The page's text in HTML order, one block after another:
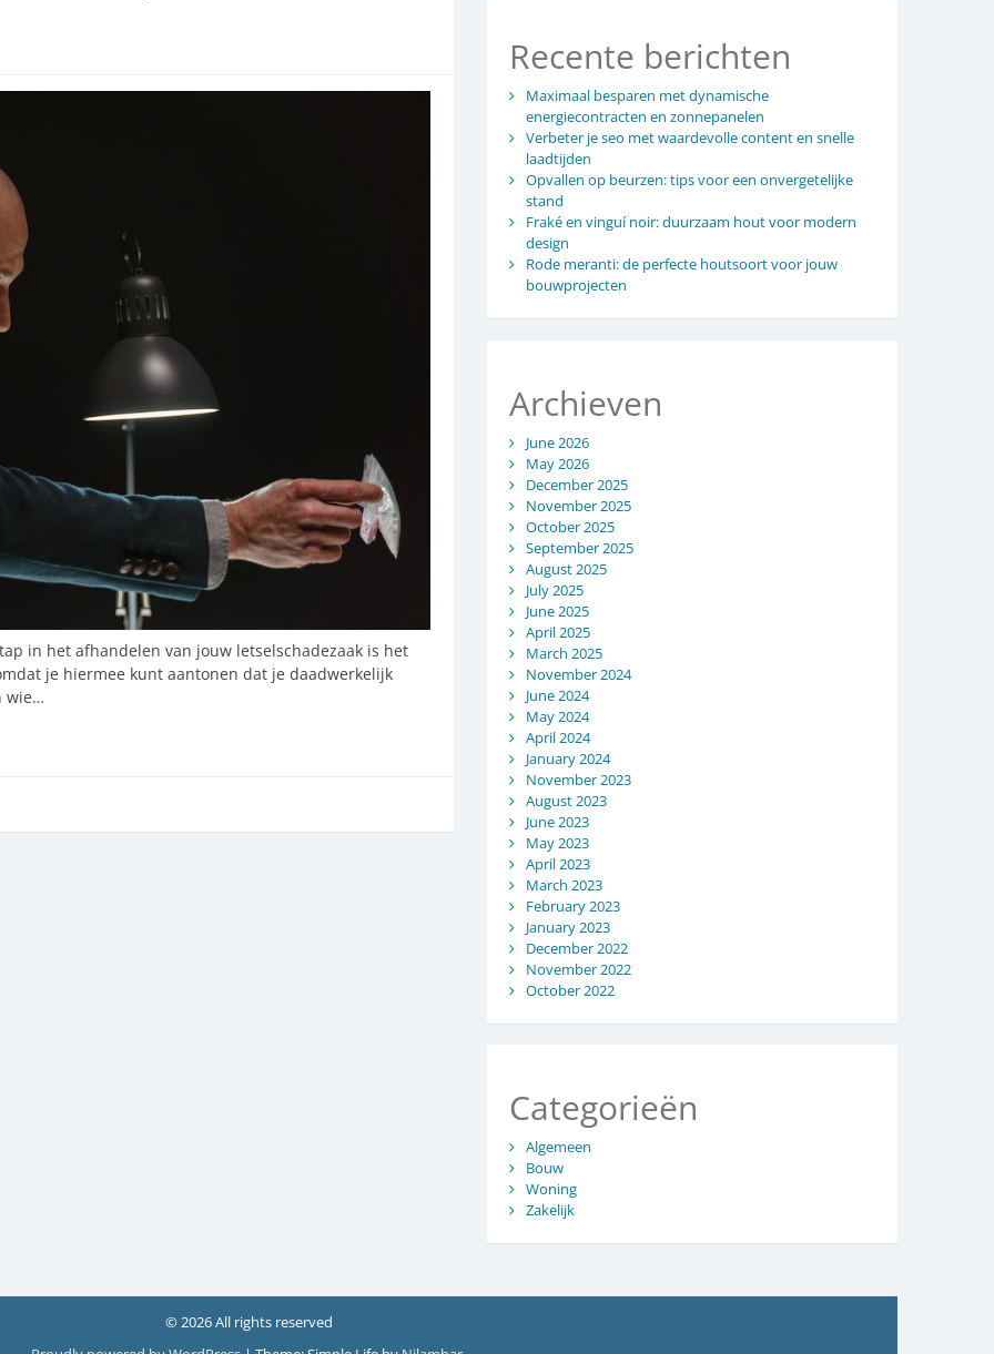
in het afhandelen van jouw letselschadezaak is het
je hiermee kunt aantonen dat je daadwerkelijk
wie…
Recente berichten
Maximaal besparen met dynamische
energiecontracten en zonnepanelen
Verbeter je seo met waardevolle content en snelle
laadtijden
Opvallen op beurzen: tips voor een onvergetelijke
stand
Fraké en vinguí noir: duurzaam hout voor modern
design
Rode meranti: de perfecte houtsoort voor jouw
bouwprojecten
Archieven
June 2026
May 2026
December 2025
November 2025
October 2025
September 2025
August 2025
July 2025
June 2025
April 2025
March 2025
November 2024
June 2024
May 2024
April 2024
January 2024
November 2023
August 2023
June 2023
May 2023
April 2023
March 2023
February 2023
January 2023
December 2022
November 2022
October 2022
Categorieën
Algemeen
Bouw
Woning
Zakelijk
© 2026 All rights reserved